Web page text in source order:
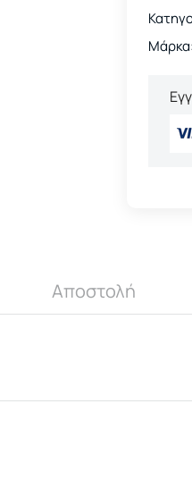
Μάρκα:
Αποστολή